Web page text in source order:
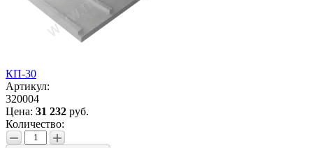
КП-30
Артикул:
320004
Цена: 31 232 руб.
Количество:
− +